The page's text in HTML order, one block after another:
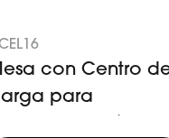
con Centro
para
Móviles